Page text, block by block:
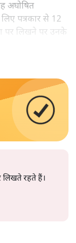
अघोषित
पत्रकार से 12
पर लिखने पर उनके
लिखते रहते हैं।